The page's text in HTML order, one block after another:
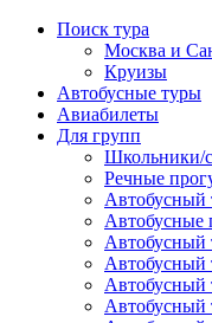
Поиск тура
Москва и
Круизы
Автобусные туры
Авиабилеты
Для групп
Школьники/
Речные
Автобусный
Автобусные
Автобусный
Автобусный
Автобусный